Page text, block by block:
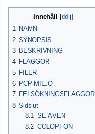
Innehåll
1 NAMN
2 SYNOPSIS
3 BESKRIVNING
4 FLAGGOR
5 FILER
6 PCP-MILJÖ
7 FELSÖKNINGSFLAGGOR
8 Sidslut
8.1 SE ÄVEN
8.2 COLOPHON